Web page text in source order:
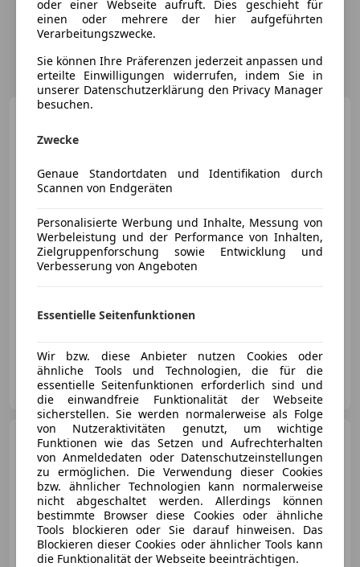
06/2006 108 000 km Benzin
Euromobile
AT-6464 Tarrenz
Porsche 911Carrera 4 GTS
''LIFT+18-WEGE-
SPORTSITZE+BOSE''
€ 245 900 1
oder einer Webseite aufruft. Dies geschieht für
einen oder mehrere der hier aufgeführten
Verarbeitungszwecke.
Sie können Ihre Präferenzen jederzeit anpassen und
erteilte Einwilligungen widerrufen, indem Sie in
unserer Datenschutzerklärung den Privacy Manager
besuchen.
Zwecke
Genaue Standortdaten und Identifikation durch
Scannen von Endgeräten
Personalisierte Werbung und Inhalte, Messung von
Werbeleistung und der Performance von Inhalten,
Zielgruppenforschung sowie Entwicklung und
Verbesserung von Angeboten
Essentielle Seitenfunktionen
Wir bzw. diese Anbieter nutzen Cookies oder
ähnliche Tools und Technologien, die für die
essentielle Seitenfunktionen erforderlich sind und
die einwandfreie Funktionalität der Webseite
sicherstellen. Sie werden normalerweise als Folge
von Nutzeraktivitäten genutzt, um wichtige
Funktionen wie das Setzen und Aufrechterhalten
von Anmeldedaten oder Datenschutzeinstellungen
zu ermöglichen. Die Verwendung dieser Cookies
bzw. ähnlicher Technologien kann normalerweise
nicht abgeschaltet werden. Allerdings können
bestimmte Browser diese Cookies oder ähnliche
Tools blockieren oder Sie darauf hinweisen. Das
Blockieren dieser Cookies oder ähnlicher Tools kann
die Funktionalität der Webseite beeinträchtigen.